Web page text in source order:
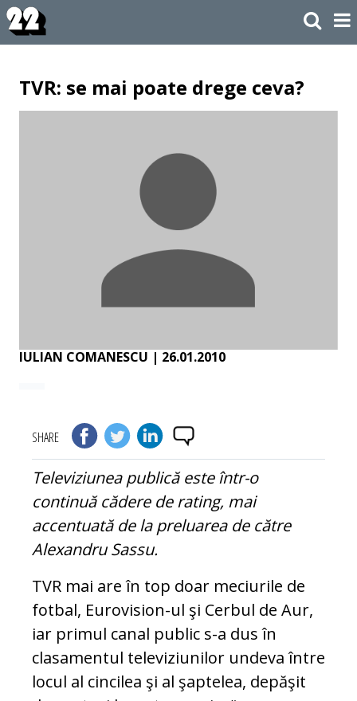
TVR: se mai poate drege ceva?
IULIAN COMANESCU | 26.01.2010
SHARE
Televiziunea publică este într-o
continuă cădere de rating, mai
accentuată de la preluarea de către
Alexandru Sassu.
TVR mai are în top doar meciurile de
fotbal, Eurovision-ul şi Cerbul de Aur,
iar primul canal public s-a dus în
clasamentul televiziunilor undeva între
locul al cincilea şi al şaptelea, depăşit